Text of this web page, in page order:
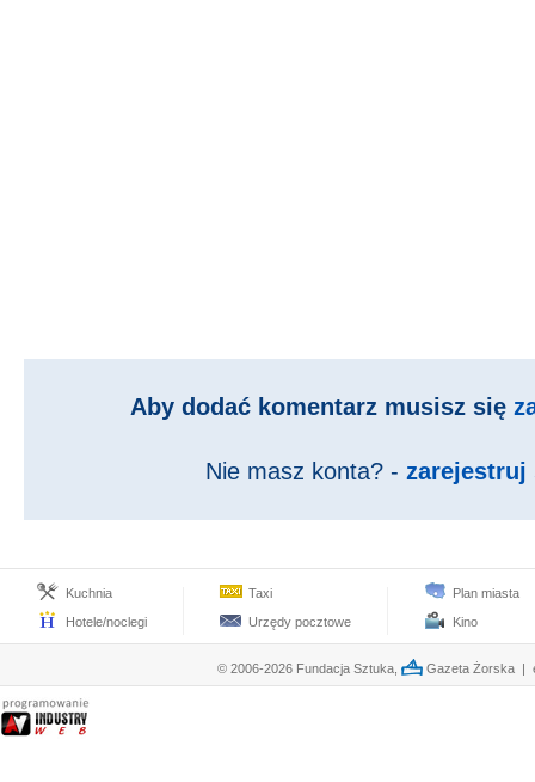
Aby dodać komentarz musisz się
Nie masz konta? - zarejestruj
Kuchnia
Hotele/noclegi
Taxi
Urzędy pocztowe
Plan miasta
Kino
© 2006-2026 Fundacja Sztuka, Gazeta Żorska |